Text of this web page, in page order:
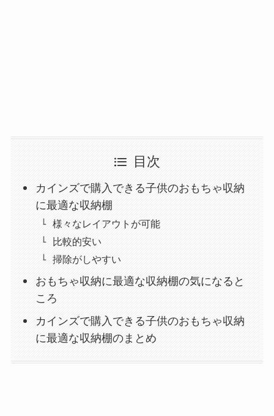
目次
カインズで購入できる子供のおもちゃ収納
に最適な収納棚
様々なレイアウトが可能
比較的安い
掃除がしやすい
おもちゃ収納に最適な収納棚の気になると
ころ
カインズで購入できる子供のおもちゃ収納
に最適な収納棚のまとめ